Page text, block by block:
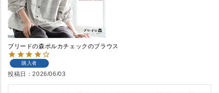
ブリードの森ポルカチェックのブラウス
購入者
投稿日 2026/06/03